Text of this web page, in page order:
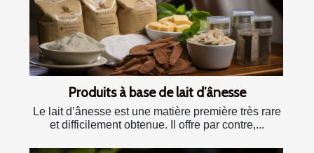
Produits à base de lait d’ânesse
Le lait d’ânesse est une matière première très rare
et difficilement obtenue. Il offre par contre,...